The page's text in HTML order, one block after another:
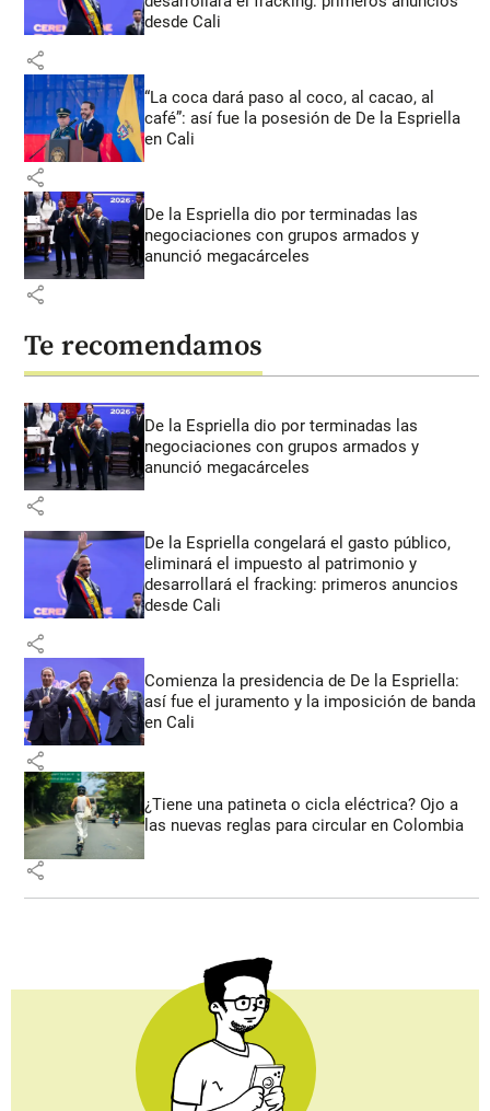
desde Cali
share
“La coca dará paso al coco, al cacao, al
café”: así fue la posesión de De la Espriella
en Cali
share
De la Espriella dio por terminadas las
negociaciones con grupos armados y
anunció megacárceles
share
Te recomendamos
De la Espriella dio por terminadas las
negociaciones con grupos armados y
anunció megacárceles
share
De la Espriella congelará el gasto público,
eliminará el impuesto al patrimonio y
desarrollará el fracking: primeros anuncios
desde Cali
share
Comienza la presidencia de De la Espriella:
así fue el juramento y la imposición de banda
en Cali
share
¿Tiene una patineta o cicla eléctrica? Ojo a
las nuevas reglas para circular en Colombia
share